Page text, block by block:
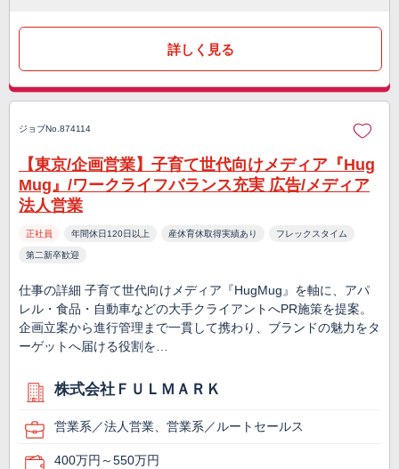
詳しく見る
ジョブNo.874114
【東京/企画営業】子育て世代向けメディア『Hug
Mug』/ワークライフバランス充実 広告/メディア
法人営業
正社員 年間休日120日以上 産休育休取得実績あり フレックスタイム
第二新卒歓迎
仕事の詳細 子育て世代向けメディア『HugMug』を軸に、アパ
レル・食品・自動車などの大手クライアントへPR施策を提案。
企画立案から進行管理まで一貫して携わり、ブランドの魅力をタ
ーゲットへ届ける役割を…
株式会社ＦＵＬＭＡＲＫ
営業系／法人営業、営業系／ルートセールス
400万円～550万円